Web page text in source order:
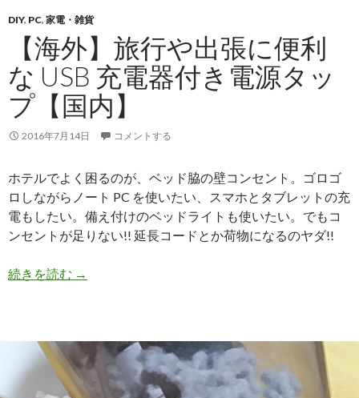
DIY, PC, 家電・雑貨
【海外】旅行や出張に便利
な USB 充電器付き電源タッ
プ【国内】
2016年7月14日 コメントする
ホテルでよく困るのが、ベッド脇の壁コンセント。ゴロゴ
ロしながらノート PC を使いたい、スマホとタブレットの充
電もしたい。備え付けのベッドライトも使いたい。でもコ
ンセントが足りない!! 延長コードとか荷物になるのヤダ!!
続きを読む 【海外】旅行や出張に便利な USB 充電器付き電
→